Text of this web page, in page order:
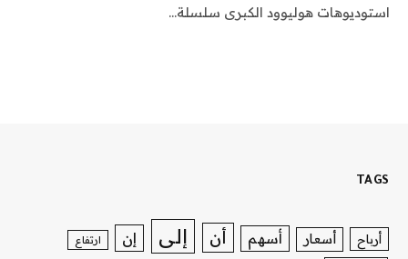
استوديوهات هوليوود الكبرى سلسلة…
TAGS
أرباح أسعار أسهم أن إلى إن ارتفاع